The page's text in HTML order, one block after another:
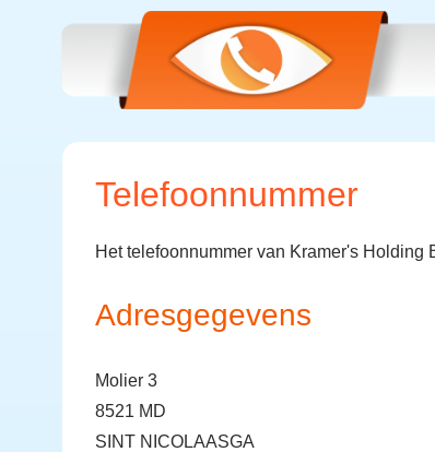
Telefoonnummer
Het telefoonnummer van Kramer's Holding
Adresgegevens
Molier 3
8521 MD
SINT NICOLAASGA